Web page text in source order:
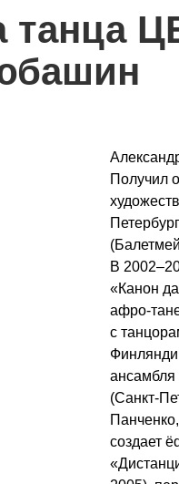
танца
Получил
В
«Канон
с
ансамбля
создает